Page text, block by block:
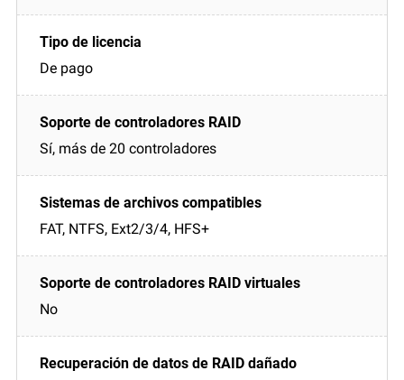
De pago
Sí, más de 20 controladores
FAT, NTFS, Ext2/3/4, HFS+
No